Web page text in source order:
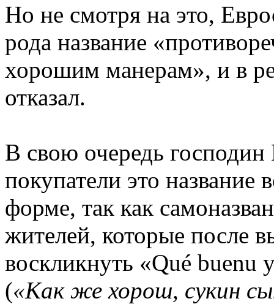
Но не смотря на это,
рода название
хорошим манерам», и в
отказал.
В свою очередь господин
покупатели это
форме, так как
жителей, которые после
воскликнуть «Qué buenu
(«Как же хорош, сукин